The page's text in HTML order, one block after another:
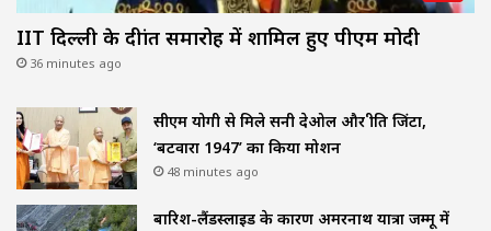
IIT दिल्ली के दीक्षांत समारोह में शामिल हुए पीएम मोदी
36 minutes ago
सीएम योगी से मिले सनी देओल और प्रीति जिंटा,
‘बटवारा 1947’ का किया प्रमोशन
48 minutes ago
बारिश-लैंडस्लाइड के कारण अमरनाथ यात्रा जम्मू में